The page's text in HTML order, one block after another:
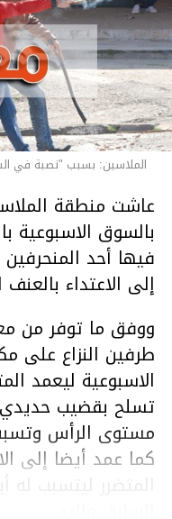
الملاسين: بسبب "نصبة في
عاشت منطقة
بالسوق الاسبوعية
فيها أحد
إلى الاعتداء
ووفق ما توفر من
طرفين النزاع على
الاسبوعية ليعمد
تسلح بقضيب
مستوى الرأس
كما عمد أيضا إلى
المتضرر ليتسبب